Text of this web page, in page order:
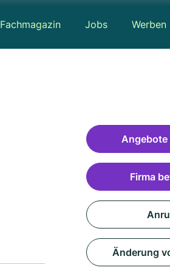
Fachmagazin Jobs Werben
Angebote
Firma
Änderung